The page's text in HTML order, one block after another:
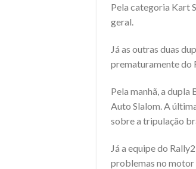
Pela categoria Kart
geral.
Já as outras duas
prematuramente do
Pela manhã, a
Auto Slalom. A
sobre a tripulação
Já a equipe do
problemas no motor